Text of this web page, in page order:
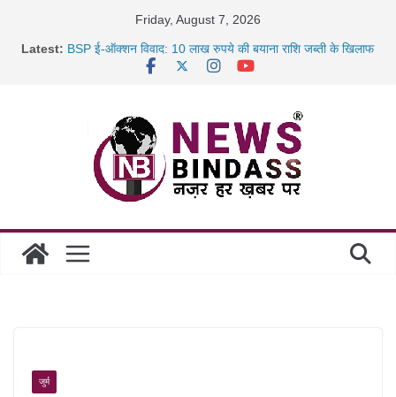
Friday, August 7, 2026
Latest: BSP ई-ऑक्शन विवाद: 10 लाख रुपये की बयाना राशि जब्ती के खिलाफ
साइबर ठगी पर दुर्ग पुलिस का बड़ा एक्शन: 13 म्यूल बैंक खाताधारक
गिरफ्तार
जुर्म